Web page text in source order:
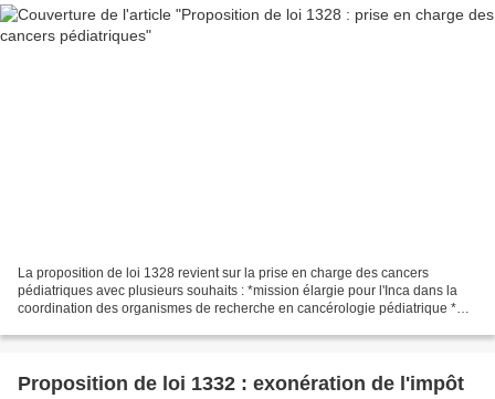
La proposition de loi 1328 revient sur la prise en charge des cancers
pédiatriques avec plusieurs souhaits : *mission élargie pour l'Inca dans la
coordination des organismes de recherche en cancérologie pédiatrique *
Proposition de loi 1332 : exonération de l'impôt